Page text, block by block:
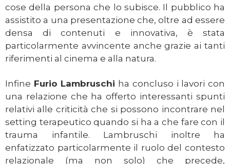
cose della persona che lo subisce. Il pubblico ha
assistito a una presentazione che, oltre ad essere
densa di contenuti e innovativa, è stata
particolarmente avvincente anche grazie ai tanti
riferimenti al cinema e alla natura.
Infine Furio Lambruschi ha concluso i lavori con
una relazione che ha offerto interessanti spunti
relativi alle criticità che si possono incontrare nel
setting terapeutico quando si ha a che fare con il
trauma infantile. Lambruschi inoltre ha
enfatizzato particolarmente il ruolo del contesto
relazionale (ma non solo) che precede,